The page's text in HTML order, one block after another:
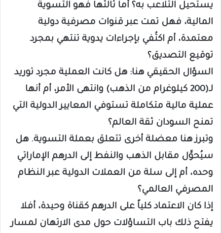
يستحيل التلاعب به؟ أما ثالثها فهو التسوية
المالية، فهل تمت عبر قنوات مصرفية دولية
معتمدة، أم اكتُفي بإجراءات يدوية تنتهي بمجرد
توقيع التصديق؟
السؤال الحقيقي هنا: هل كانت العملية مجرد توريد
لـ(200 كيلوغرام من الذهب) وانتهى الأمر، أم أنها
عملية مالية متكاملة تستوفي المعايير الدولية التي
تمنح السودان ثقة العالم؟
وتبرز هنا معضلة أخرى تتعلق بعملة التسوية. هل
سيُحوَّل مقابل الذهب والنفط إلى الدرهم الإماراتي
وحده، أم إلى سلة من العملات الدولية عبر النظام
المصرفي العالمي؟
إذا كان الاعتماد كلياً على الدرهم كقناة وحيدة، أفلا
يفتح ذلك باب التساؤلات حول مدى الارتهان لمسار